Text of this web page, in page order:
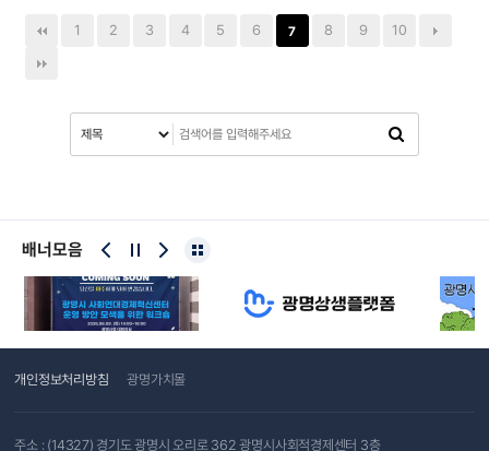
1 2 3 4 5 6 7 8 9 10
배너모음
개인정보처리방침 광명가치몰
주소 : (14327) 경기도 광명시 오리로 362 광명시사회적경제센터 3층